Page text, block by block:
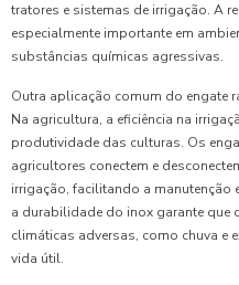
tratores e sistemas de irrigação. A
especialmente importante em
substâncias químicas agressivas.
Outra aplicação comum do engate
Na agricultura, a eficiência na
produtividade das culturas. Os
agricultores conectem e
irrigação, facilitando a manutenção
a durabilidade do inox garante que
climáticas adversas, como chuva
vida útil.